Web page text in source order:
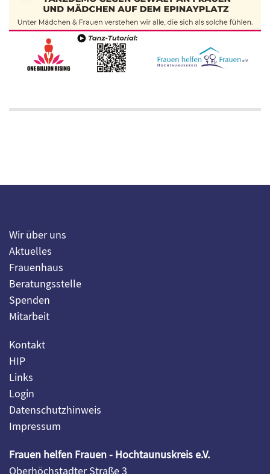
Wir über uns
Aktuelles
Frauenhaus
Beratungsstelle
Spenden
Mitarbeit
Kontakt
HIP
Links
Login
Datenschutzhinweis
Impressum
Frauen helfen Frauen - Hochtaunuskreis e.V.